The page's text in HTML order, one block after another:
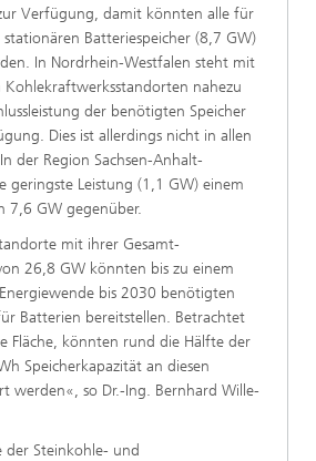
Verfügung, damit könnten alle für
Batteriespeicher (8,7 GW)
In Nordrhein-Westfalen steht mit
Kohlekraftwerksstandorten nahezu
der benötigten Speicher
Dies ist allerdings nicht in allen
der Region Sachsen-Anhalt-
geringste Leistung (1,1 GW) einem
7,6 GW gegenüber.
mit ihrer Gesamt-
26,8 GW könnten bis zu einem
bis 2030 benötigten
Batterien bereitstellen. Betrachtet
Fläche, könnten rund die Hälfte der
Speicherkapazität an diesen
werden«, so Dr.-Ing. Bernhard Wille-
der Steinkohle- und